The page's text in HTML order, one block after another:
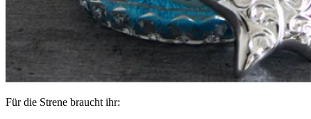
Für die Strene braucht ihr: